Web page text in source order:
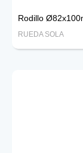
Rodillo
RUEDA SOLA